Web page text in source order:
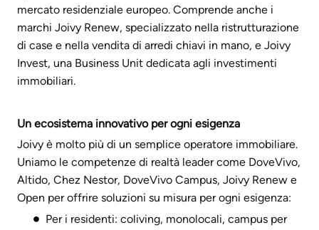
mercato residenziale europeo. Comprende anche i
marchi Joivy Renew, specializzato nella ristrutturazione
di case e nella vendita di arredi chiavi in mano, e Joivy
Invest, una Business Unit dedicata agli investimenti
immobiliari.
Un ecosistema innovativo per ogni esigenza
Joivy è molto più di un semplice operatore immobiliare.
Uniamo le competenze di realtà leader come DoveVivo,
Altido, Chez Nestor, DoveVivo Campus, Joivy Renew e
Open per offrire soluzioni su misura per ogni esigenza:
Per i residenti: coliving, monolocali, campus per